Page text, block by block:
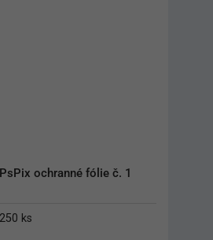
Carestream CS8100 Pano
150 ks